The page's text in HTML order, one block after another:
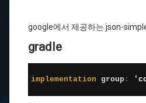
Tomcat
download
google에서 제공하는 json-
gradle
implementation group :